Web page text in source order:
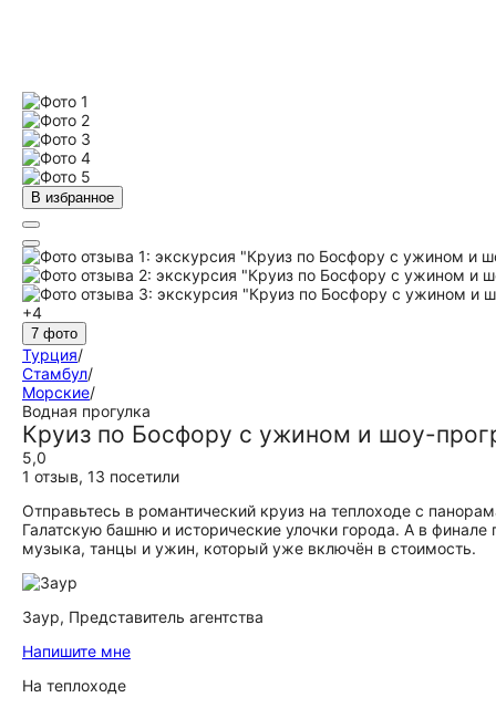
В избранное
+4
7 фото
Турция/
Стамбул/
Морские/
Водная прогулка
Круиз по Босфору с ужином и шоу-
5,0
1 отзыв, 13 посетили
Отправьтесь в романтический круиз на теплоходе с
Галатскую башню и исторические улочки города. А в
музыка, танцы и ужин, который уже включён в стоимость.
Заур, Представитель агентства
Напишите мне
На теплоходе